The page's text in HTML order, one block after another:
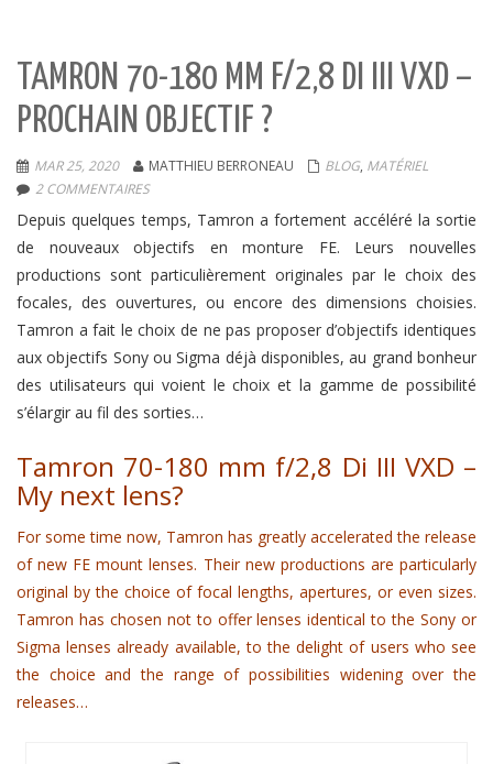
TAMRON 70-180 MM F/2,8 DI III VXD –
PROCHAIN OBJECTIF ?
MAR 25, 2020 MATTHIEU BERRONEAU BLOG, MATÉRIEL
2 COMMENTAIRES
Depuis quelques temps, Tamron a fortement accéléré la sortie
de nouveaux objectifs en monture FE. Leurs nouvelles
productions sont particulièrement originales par le choix des
focales, des ouvertures, ou encore des dimensions choisies.
Tamron a fait le choix de ne pas proposer d’objectifs identiques
aux objectifs Sony ou Sigma déjà disponibles, au grand bonheur
des utilisateurs qui voient le choix et la gamme de possibilité
s’élargir au fil des sorties…
Tamron 70-180 mm f/2,8 Di III VXD –
My next lens?
For some time now, Tamron has greatly accelerated the release
of new FE mount lenses. Their new productions are particularly
original by the choice of focal lengths, apertures, or even sizes.
Tamron has chosen not to offer lenses identical to the Sony or
Sigma lenses already available, to the delight of users who see
the choice and the range of possibilities widening over the
releases…